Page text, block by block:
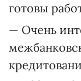
готовы
— Очень